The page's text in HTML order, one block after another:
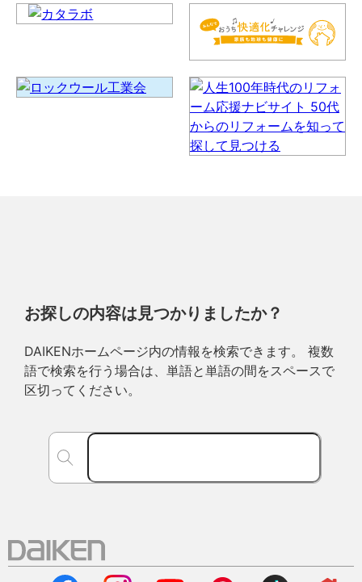
お探しの内容は見つかりましたか？
DAIKENホームページ内の情報を検索できます。 複数
語で検索を行う場合は、単語と単語の間をスペースで
区切ってください。